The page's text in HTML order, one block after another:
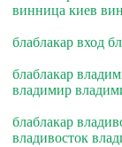
винница киев
блаблакар вход
блаблакар
владимир
блаблакар
владивосток